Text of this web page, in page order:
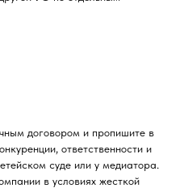
договором и пропишите в
ответственности и
суде или у медиатора.
в условиях жесткой